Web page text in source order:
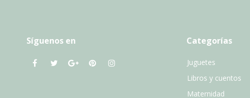
Síguenos en Categorías
Juguetes
Libros y cuentos
Maternidad